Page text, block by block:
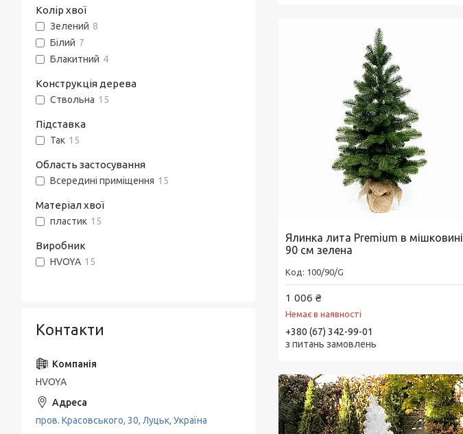
Ялинка лита Premium в мішковині
90 см зелена
100/90/G
1 006 ₴
Немає в наявності
+380 (67) 342-99-01
з питань замовлень
Колір хвої
Зелений 8
Білий 7
Блакитний 4
Конструкція дерева
Ствольна 15
Підставка
Так 15
Область застосування
Всередині приміщення 15
Матеріал хвої
пластик 15
Виробник
HVOYA 15
Контакти
HVOYA
пров. Красовського, 30, Луцьк, Україна